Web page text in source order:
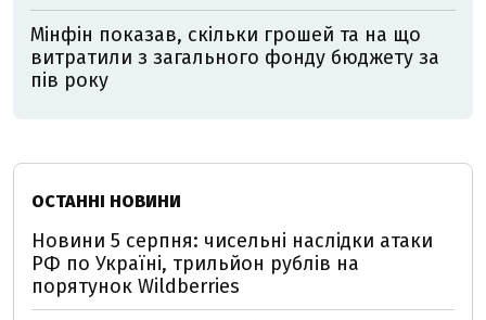
Мінфін показав, скільки грошей та на що
витратили з загального фонду бюджету за
пів року
ОСТАННІ НОВИНИ
Новини 5 серпня: чисельні наслідки атаки
РФ по Україні, трильйон рублів на
порятунок Wildberries